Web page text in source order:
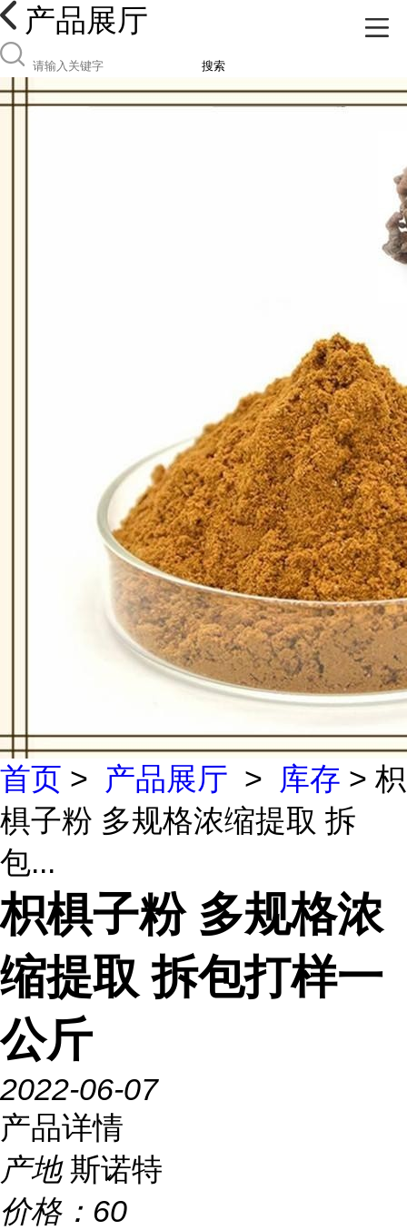
产品展厅
搜索
首页 > 产品展厅 > 库存 > 枳
椇子粉 多规格浓缩提取 拆
包...
枳椇子粉 多规格浓
缩提取 拆包打样一
公斤
2022-06-07
产品详情
产地 斯诺特
价格： 60